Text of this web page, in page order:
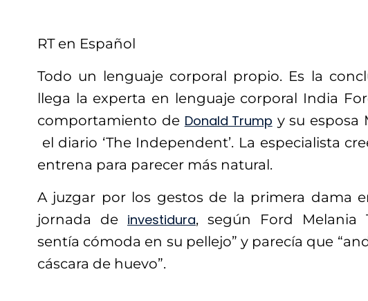
RT en Español
Todo un lenguaje corporal propio. Es la
llega la experta en lenguaje corporal India
comportamiento de Donald Trump y su esposa
el diario ‘The Independent’. La especialista
entrena para parecer más natural.
A juzgar por los gestos de la primera dama
jornada de investidura, según Ford Melania
sentía cómoda en su pellejo” y parecía que
cáscara de huevo”.